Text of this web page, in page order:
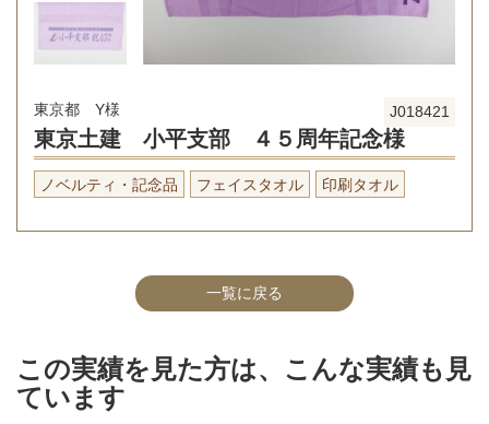
J018421
東京都 Y様
東京土建 小平支部 ４５周年記念様
ノベルティ・記念品 フェイスタオル 印刷タオル
一覧に戻る
この実績を見た方は、こんな実績も見
ています